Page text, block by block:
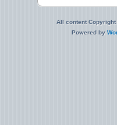
All content Copyright
Powered by